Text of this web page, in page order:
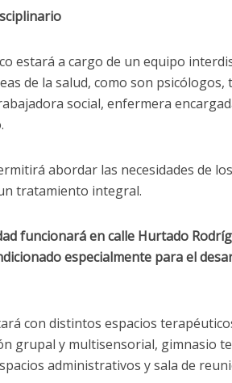
estará a cargo de un equipo
de la salud, como son
social, enfermera
abordar las necesidades de
tratamiento integral.
funcionará en calle Hurtado
especialmente para el
con distintos espacios
grupal y multisensorial, gimnasio
administrativos y sala de